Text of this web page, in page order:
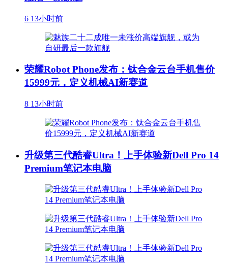
6 13小时前
荣耀Robot Phone发布：钛合金云台手机售价
15999元，定义机械AI新赛道
8 13小时前
升级第三代酷睿Ultra！上手体验新Dell Pro 14
Premium笔记本电脑